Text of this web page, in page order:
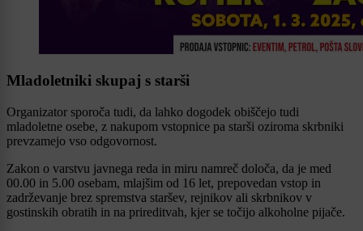
Mladoletniki skupaj s starši
Organizator sporoča tudi, da lahko dogodek obiščejo tudi
mladoletne osebe, z nakupom vstopnice pa starši oziroma skrbniki
prevzamejo vso odgovornost.
Zakon o varstvu javnega reda in miru namreč določa, da je med
00.00 in 5.00 osebam, mlajšim od 16 let, prepovedan vstop in
zadrževanje brez spremstva staršev, rejnikov ali skrbnikov v
gostinskih obratih in na prireditvah, kjer se točijo alkoholne pijače.